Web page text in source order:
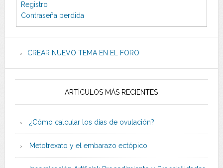
Registro
Contraseña perdida
CREAR NUEVO TEMA EN EL FORO
ARTÍCULOS MÁS RECIENTES
¿Cómo calcular los días de ovulación?
Metotrexato y el embarazo ectópico